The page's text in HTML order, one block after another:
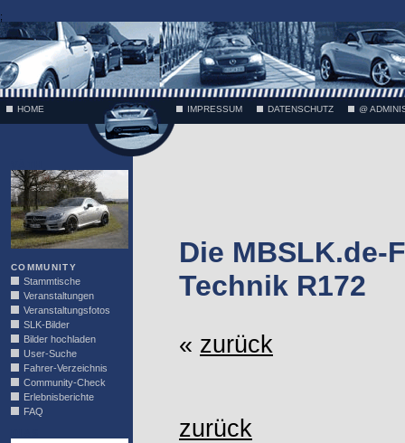
;
HOME IMPRESSUM DATENSCHUTZ @
COMMUNITY
Stammtische
Veranstaltungen
Veranstaltungsfotos
SLK-Bilder
Bilder hochladen
User-Suche
Fahrer-Verzeichnis
Community-Check
Erlebnisberichte
FAQ
Die MBSLK.de-
Technik R172
« zurück
zurück